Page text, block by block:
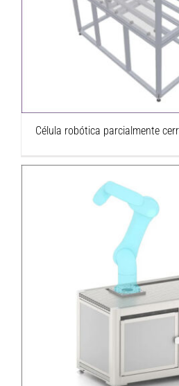
Célula robótica
Célula robótica parcialmente
Estación de trabajo
estacionario